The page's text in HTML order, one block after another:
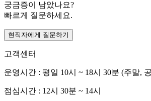
궁금증이 남았나요?
빠르게 질문하세요.
현직자에게 질문하기
고객센터
운영시간 : 평일 10시 ~ 18시 30분 (주말,
점심시간 : 12시 30분 ~ 14시